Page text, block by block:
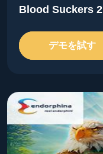
Blood Suckers 2
デモを試す